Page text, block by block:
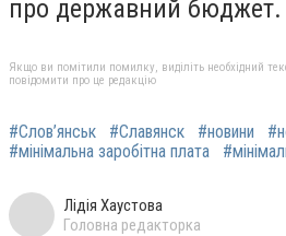
про державний бюджет.
Якщо ви помітили помилку, виділіть необхідний
повідомити про це редакцію
#Слов’янськ #Славянск #новини
#мінімальна заробітна плата
Лідія Хаустова
Головна редакторка